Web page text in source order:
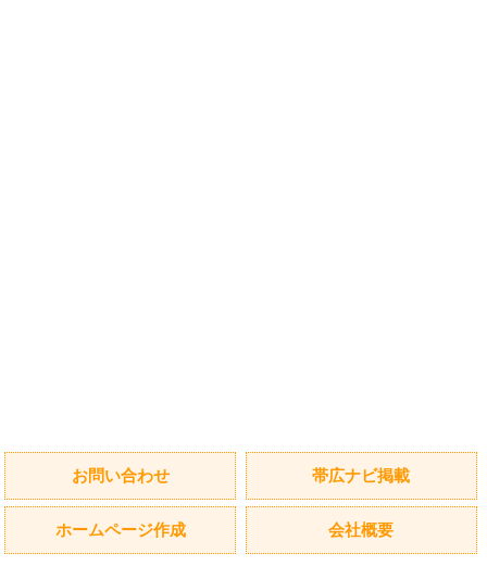
お問い合わせ 帯広ナビ掲載
ホームページ作成 会社概要